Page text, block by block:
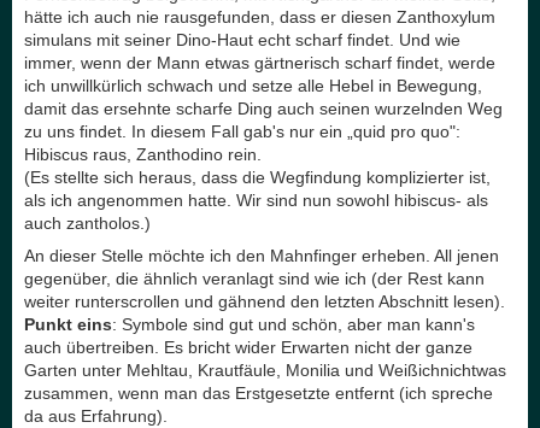
hätte ich auch nie rausgefunden, dass er diesen Zanthoxylum
simulans mit seiner Dino-Haut echt scharf findet. Und wie
immer, wenn der Mann etwas gärtnerisch scharf findet, werde
ich unwillkürlich schwach und setze alle Hebel in Bewegung,
damit das ersehnte scharfe Ding auch seinen wurzelnden Weg
zu uns findet. In diesem Fall gab's nur ein „quid pro quo":
Hibiscus raus, Zanthodino rein.
(Es stellte sich heraus, dass die Wegfindung komplizierter ist,
als ich angenommen hatte. Wir sind nun sowohl hibiscus- als
auch zantholos.)
An dieser Stelle möchte ich den Mahnfinger erheben. All jenen
gegenüber, die ähnlich veranlagt sind wie ich (der Rest kann
weiter runterscrollen und gähnend den letzten Abschnitt lesen).
Punkt eins: Symbole sind gut und schön, aber man kann's
auch übertreiben. Es bricht wider Erwarten nicht der ganze
Garten unter Mehltau, Krautfäule, Monilia und Weißichnichtwas
zusammen, wenn man das Erstgesetzte entfernt (ich spreche
da aus Erfahrung).